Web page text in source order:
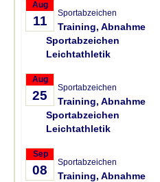
Aug
11
Sportabzeichen
Training, Abnahme
Sportabzeichen
Leichtathletik
Aug
25
Sportabzeichen
Training, Abnahme
Sportabzeichen
Leichtathletik
Sep
08
Sportabzeichen
Training, Abnahme